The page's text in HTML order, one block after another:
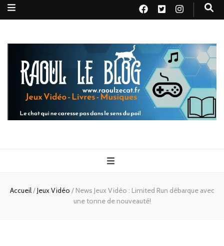
Raoul le
blog
Accueil/Jeux Vidéo / News Jeux Vidéo : Limited Run débarque avec
une tonne de nouveauté!